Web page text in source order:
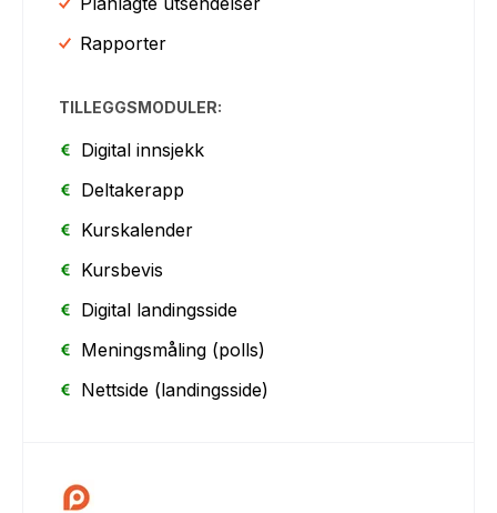
Rapporter
TILLEGGSMODULER:
Digital innsjekk
Deltakerapp
Kurskalender
Kursbevis
Digital landingsside
Meningsmåling (polls)
Nettside (landingsside)